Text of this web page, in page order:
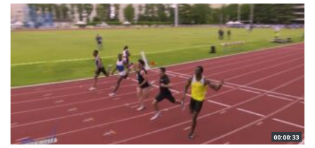
00:00:33